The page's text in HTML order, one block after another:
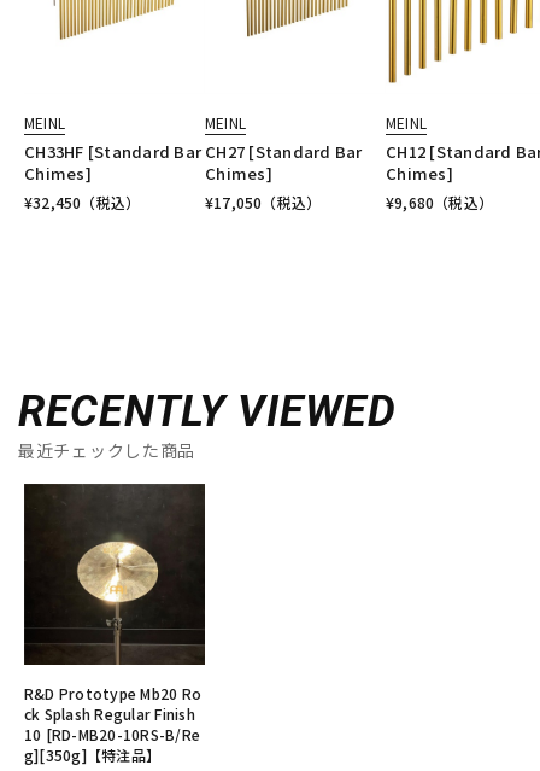
MEINL
CH33HF [Standard Bar
Chimes]
¥32,450 （税込）
MEINL
CH27 [Standard Bar
Chimes]
¥17,050 （税込）
MEINL
CH12 [Standard
Chimes]
¥9,680 （税込）
RECENTLY VIEWED
最近チェックした商品
R&D Prototype Mb20 Ro
ck Splash Regular Finish
10 [RD-MB20-10RS-B/Re
g][350g]【特注品】